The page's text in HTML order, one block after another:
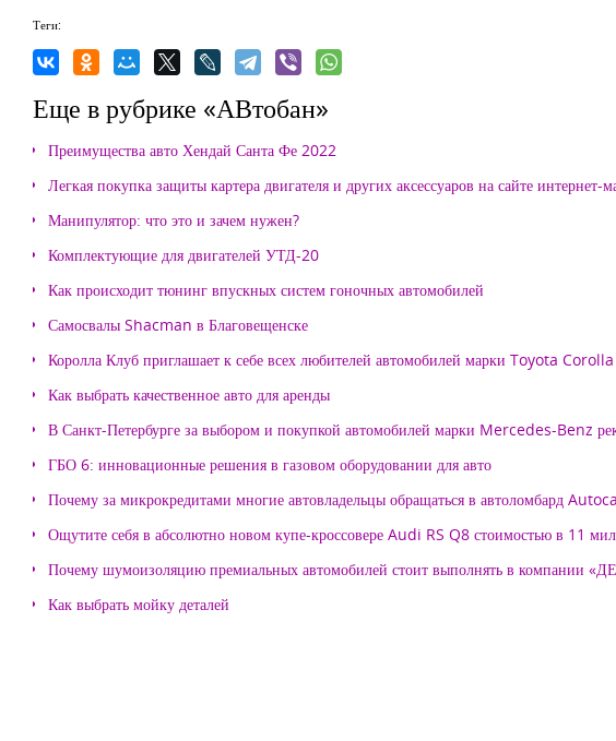
Теги:
Еще в рубрике «АВтобан»
Преимущества авто Хендай Санта Фе 2022
Легкая покупка защиты картера двигателя и других аксессуаров на сайте интернет-
Манипулятор: что это и зачем нужен?
Комплектующие для двигателей УТД-20
Как происходит тюнинг впускных систем гоночных автомобилей
Самосвалы Shacman в Благовещенске
Королла Клуб приглашает к себе всех любителей автомобилей марки Toyota Corolla
Как выбрать качественное авто для аренды
В Санкт-Петербурге за выбором и покупкой автомобилей марки Mercedes-Benz
ГБО 6: инновационные решения в газовом оборудовании для авто
Почему за микрокредитами многие автовладельцы обращаться в автоломбард
Ощутите себя в абсолютно новом купе-кроссовере Audi RS Q8 стоимостью в 11
Почему шумоизоляцию премиальных автомобилей стоит выполнять в компании
Как выбрать мойку деталей